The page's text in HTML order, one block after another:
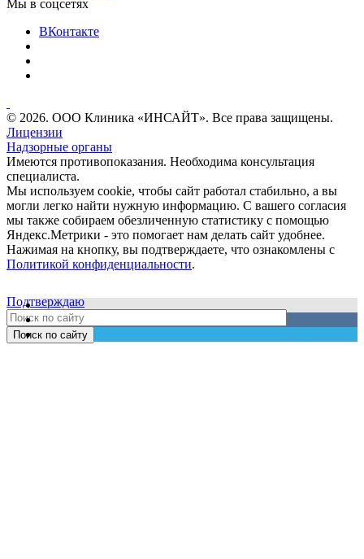
Мы в соцсетях
ВКонтакте
© 2026. ООО Клиника «ИНСАЙТ». Все права защищены.
Лицензии
Надзорные органы
Имеются противопоказания. Необходима консультация
специалиста.
Мы используем cookie, чтобы сайт работал стабильно, а вы
могли легко найти нужную информацию. С вашего согласия
мы также собираем обезличенную статистику с помощью
Яндекс.Метрики - это помогает нам делать сайт удобнее.
Нажимая на кнопку, вы подтверждаете, что ознакомлены с
Политикой конфиденциальности.
Подтверждаю
Поиск по сайту